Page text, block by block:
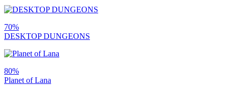
70%
DESKTOP DUNGEONS
80%
Planet of Lana